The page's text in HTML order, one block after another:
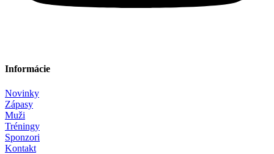
Informácie
Novinky
Zápasy
Muži
Tréningy
Sponzori
Kontakt